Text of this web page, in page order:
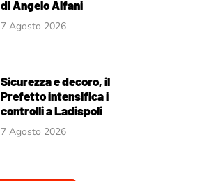
di Angelo Alfani
7 Agosto 2026
Sicurezza e decoro, il
Prefetto intensifica i
controlli a Ladispoli
7 Agosto 2026